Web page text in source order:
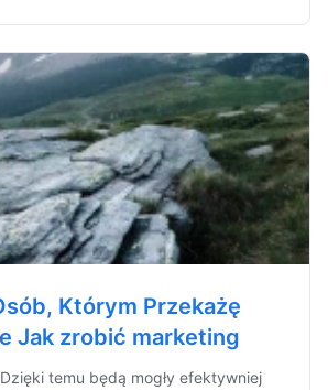
Którym Przekażę
Jak zrobić marketing
temu będą mogły efektywniej